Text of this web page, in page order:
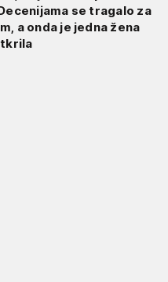
se tragalo za
a onda je jedna žena